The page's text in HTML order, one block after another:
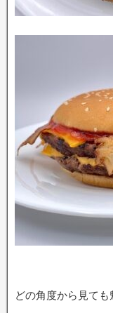
どの角度から見ても